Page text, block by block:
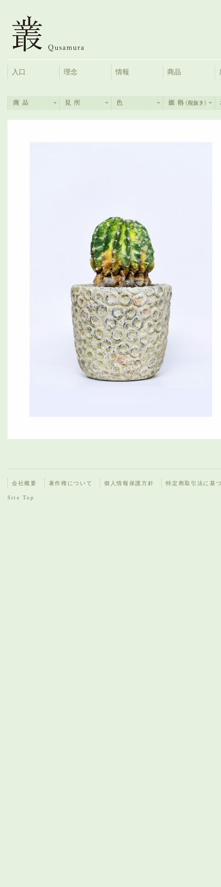
入口 理念 情報 商品
会社概要 著作権について 個人情報保護方針 特定商取引法に基
Site Top